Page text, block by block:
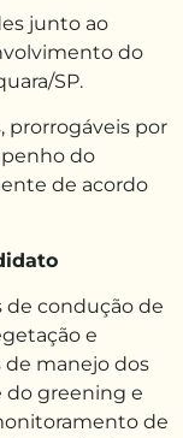
junto ao
do
SP.
prorrogáveis por
do
de acordo
de condução de
e
de manejo dos
do greening e
de